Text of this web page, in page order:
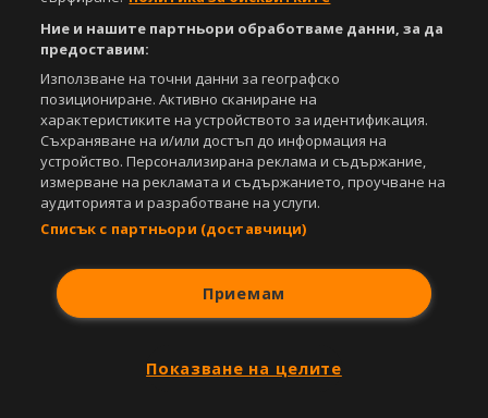
Ние и нашите партньори обработваме данни, за да
предоставим:
Използване на точни данни за географско
позициониране. Активно сканиране на
характеристиките на устройството за идентификация.
Съхраняване на и/или достъп до информация на
устройство. Персонализирана реклама и съдържание,
измерване на рекламата и съдържанието, проучване на
аудиторията и разработване на услуги.
Списък с партньори (доставчици)
Приемам
Показване на целите